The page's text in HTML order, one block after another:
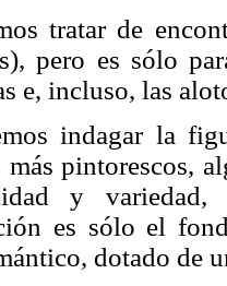
tratar de
pero es sólo
e, incluso, las
indagar la
más pintorescos,
y
es sólo el
dotado de